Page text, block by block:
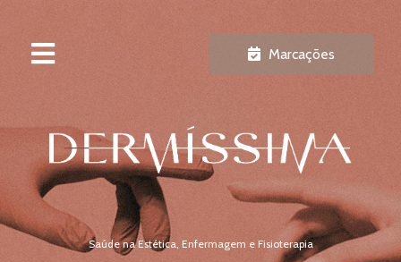
Marcações
Saúde na Estética, Enfermagem e Fisioterapia